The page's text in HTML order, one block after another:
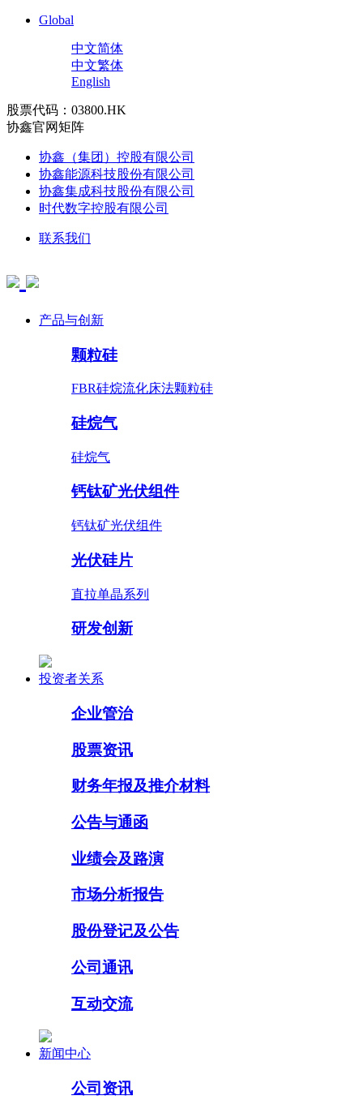
Global
中文简体
中文繁体
English
股票代码：03800.HK
协鑫官网矩阵
协鑫（集团）控股有限公司
协鑫能源科技股份有限公司
协鑫集成科技股份有限公司
时代数字控股有限公司
联系我们
产品与创新
颗粒硅
FBR硅烷流化床法颗粒硅
硅烷气
硅烷气
钙钛矿光伏组件
钙钛矿光伏组件
光伏硅片
直拉单晶系列
研发创新
投资者关系
企业管治
股票资讯
财务年报及推介材料
公告与通函
业绩会及路演
市场分析报告
股份登记及公告
公司通讯
互动交流
新闻中心
公司资讯